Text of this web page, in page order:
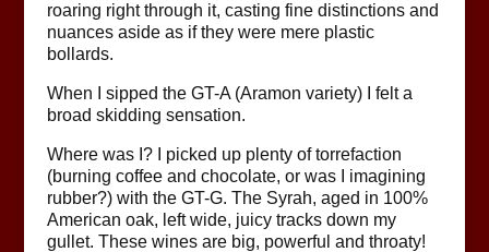
roaring right through it, casting fine distinctions and
nuances aside as if they were mere plastic
bollards.
When I sipped the GT-A (Aramon variety) I felt a
broad skidding sensation.
Where was I? I picked up plenty of torrefaction
(burning coffee and chocolate, or was I imagining
rubber?) with the GT-G. The Syrah, aged in 100%
American oak, left wide, juicy tracks down my
gullet. These wines are big, powerful and throaty!